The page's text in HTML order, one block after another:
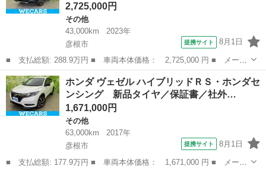
2,725,000円
その他
43,000km
2023年
彦根市
提携サイト 8月1日
■ 支払総額: 288.9万円 ■ 車両本体価格： 2,725,000 円 ■ メーカ
ー名： ホンダ ■ 車種名： ヴェゼル ■ グレード名： ｅＨＥ
Ｖ Ｚ ★★★新品タイヤ／保証書／純正 ９インチ ＳＤナビ／ホ
ンダセンシ...
滋賀 彦根市 その他
ホンダ ヴェゼル ハイブリッドＲＳ・ホンダセ
ンシング 新品タイヤ／保証書／社外…
1,671,000円
その他
63,000km
2017年
彦根市
提携サイト 8月1日
■ 支払総額: 177.9万円 ■ 車両本体価格： 1,671,000 円 ■ メーカ